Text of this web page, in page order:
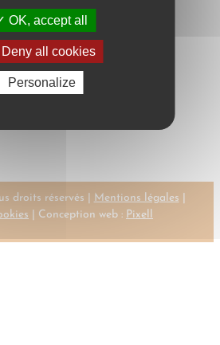
Next:
droits réservés | Mentions légales
| Conception web : Pixell
OK, accept all
Deny all cookies
Personalize